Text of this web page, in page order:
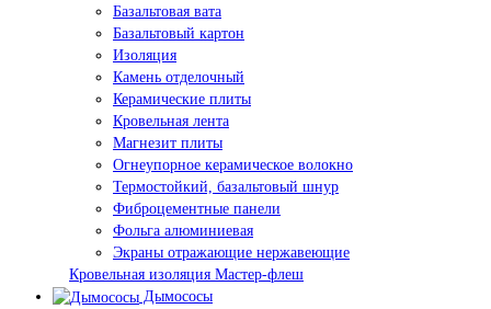
Базальтовая вата
Базальтовый картон
Изоляция
Камень отделочный
Керамические плиты
Кровельная лента
Магнезит плиты
Огнеупорное керамическое волокно
Термостойкий, базальтовый шнур
Фиброцементные панели
Фольга алюминиевая
Экраны отражающие нержавеющие
Кровельная изоляция Мастер-флеш
Дымососы